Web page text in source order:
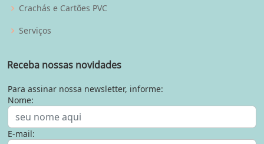
Crachás e Cartões PVC
Serviços
Receba nossas novidades
Para assinar nossa newsletter, informe:
Nome:
E-mail: